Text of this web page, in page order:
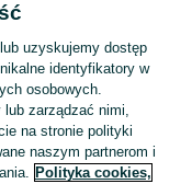
Wejściowe PCV
sierpnia 2026
uzyskujemy dostęp
identyfikatory w
osobowych.
zarządzać nimi,
na stronie polityki
naszym partnerom i
Polityka cookies,